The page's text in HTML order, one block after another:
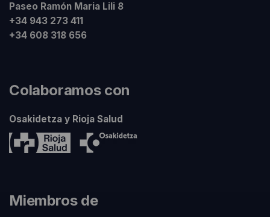
Paseo Ramón Maria Lili 8
+34 943 273 411
+34 608 318 656
Colaboramos con
Osakidetza y Rioja Salud
Miembros de